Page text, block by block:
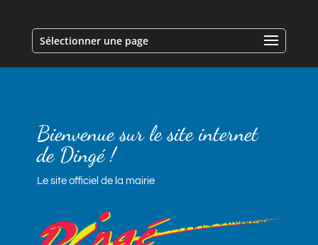
Sélectionner une page
Bienvenue sur le site internet
de Dingé !
Le site officiel de la mairie